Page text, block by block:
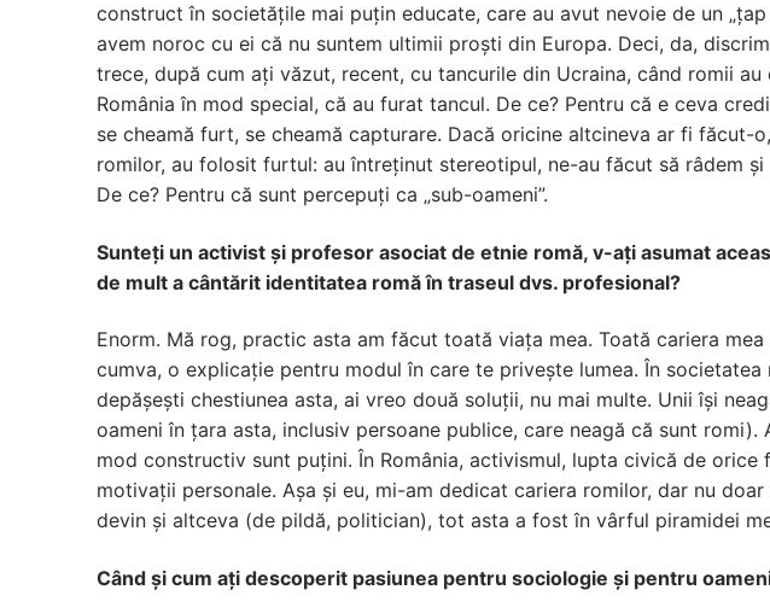
construct în societățile mai puțin educate, care au avut nevoie de un
avem noroc cu ei că nu suntem ultimii proști din Europa. Deci, da,
trece, după cum ați văzut, recent, cu tancurile din Ucraina, când romii
România în mod special, că au furat tancul. De ce? Pentru că e ceva
se cheamă furt, se cheamă capturare. Dacă oricine altcineva ar fi
romilor, au folosit furtul: au întreținut stereotipul, ne-au făcut să râdem
De ce? Pentru că sunt percepuți ca „sub-oameni”.
Sunteți un activist și profesor asociat de etnie romă, v-ați asumat
de mult a cântărit identitatea romă în traseul dvs. profesional?
Enorm. Mă rog, practic asta am făcut toată viața mea. Toată cariera
cumva, o explicație pentru modul în care te privește lumea. În
depășești chestiunea asta, ai vreo două soluții, nu mai multe. Unii își
oameni în țara asta, inclusiv persoane publice, care neagă că sunt
mod constructiv sunt puțini. În România, activismul, lupta civică de
motivații personale. Așa și eu, mi-am dedicat cariera romilor, dar nu
devin și altceva (de pildă, politician), tot asta a fost în vârful piramidei
Când și cum ați descoperit pasiunea pentru sociologie și pentru